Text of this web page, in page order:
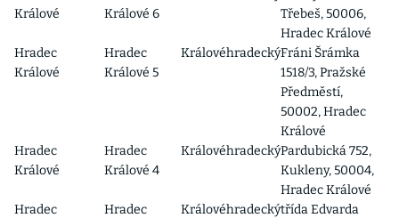
Králové
Králové 6
Třebeš, 50006,
Hradec Králové
Hradec
Králové
Hradec
Králové 5
KrálovéhradeckýFráni Šrámka
1518/3, Pražské
Předměstí,
50002, Hradec
Králové
Hradec
Králové
Hradec
Králové 4
KrálovéhradeckýPardubická 752,
Kukleny, 50004,
Hradec Králové
Hradec
Hradec
Královéhradeckýtřída Edvarda